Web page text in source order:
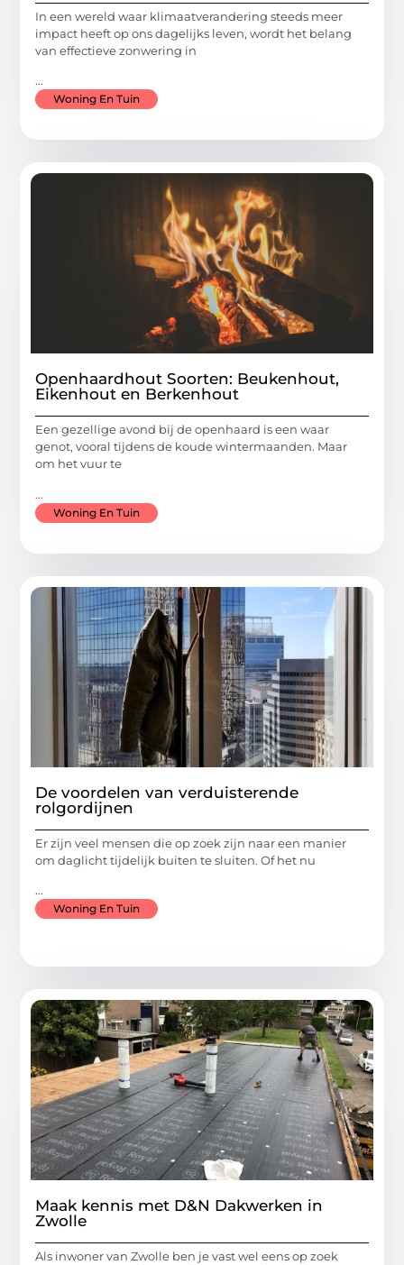
In een wereld waar klimaatverandering steeds meer
impact heeft op ons dagelijks leven, wordt het belang
van effectieve zonwering in
...
Woning En Tuin
Openhaardhout Soorten: Beukenhout,
Eikenhout en Berkenhout
Een gezellige avond bij de openhaard is een waar
genot, vooral tijdens de koude wintermaanden. Maar
om het vuur te
...
Woning En Tuin
De voordelen van verduisterende
rolgordijnen
Er zijn veel mensen die op zoek zijn naar een manier
om daglicht tijdelijk buiten te sluiten. Of het nu
...
Woning En Tuin
Maak kennis met D&N Dakwerken in
Zwolle
Als inwoner van Zwolle ben je vast wel eens op zoek